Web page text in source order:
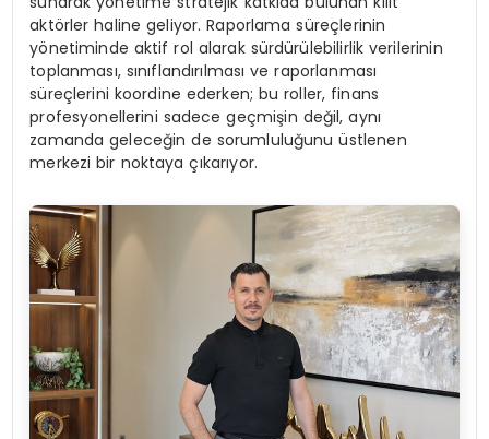
aktörler haline geliyor. Raporlama süreçlerinin
yönetiminde aktif rol alarak sürdürülebilirlik verilerinin
toplanması, sınıflandırılması ve raporlanması
süreçlerini koordine ederken; bu roller, finans
profesyonellerini sadece geçmişin değil, aynı
zamanda geleceğin de sorumluluğunu üstlenen
merkezi bir noktaya çıkarıyor.